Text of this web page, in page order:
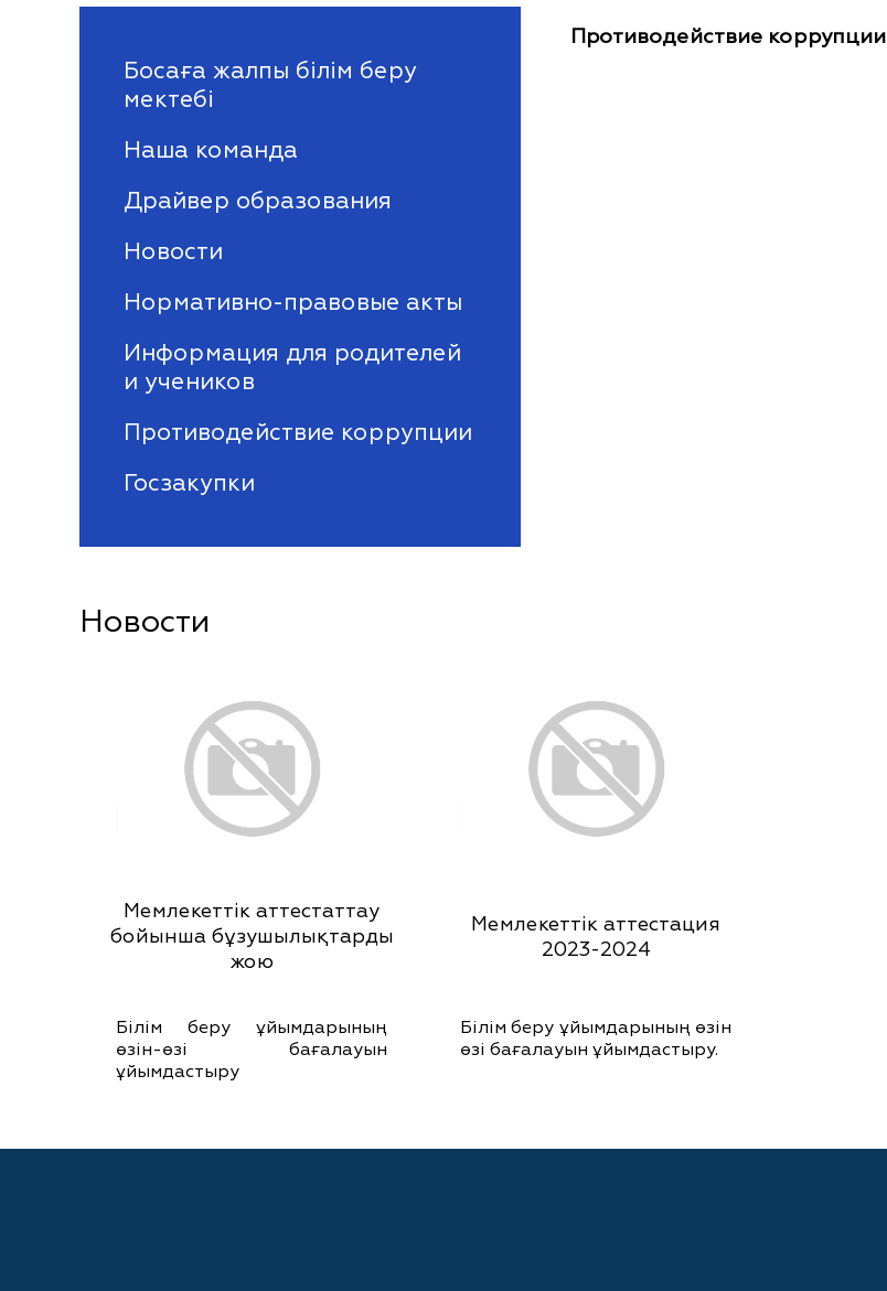
Босаға жалпы білім беру
мектебі
Наша команда
Драйвер образования
Новости
Нормативно-правовые акты
Информация для родителей
и учеников
Противодействие коррупции
Госзакупки
Противодействие коррупции
Новости
Мемлекеттік аттестаттау
бойынша бұзушылықтарды
жою
Білім беру ұйымдарының
өзін-өзі бағалауын
ұйымдастыру
Мемлекеттік аттестация
2023-2024
Білім беру ұйымдарының өзін
өзі бағалауын ұйымдастыру.